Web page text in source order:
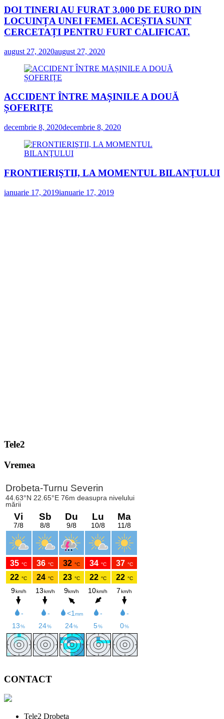
DOI TINERI AU FURAT 3.000 DE EURO DIN
LOCUINȚA UNEI FEMEI. ACEȘTIA SUNT
CERCETAȚI PENTRU FURT CALIFICAT.
august 27, 2020august 27, 2020
ACCIDENT ÎNTRE MAȘINILE A DOUĂ
ȘOFERIȚE
decembrie 8, 2020decembrie 8, 2020
FRONTIERIŞTII, LA MOMENTUL BILANŢULUI
ianuarie 17, 2019ianuarie 17, 2019
Tele2
Vremea
CONTACT
Tele2 Drobeta